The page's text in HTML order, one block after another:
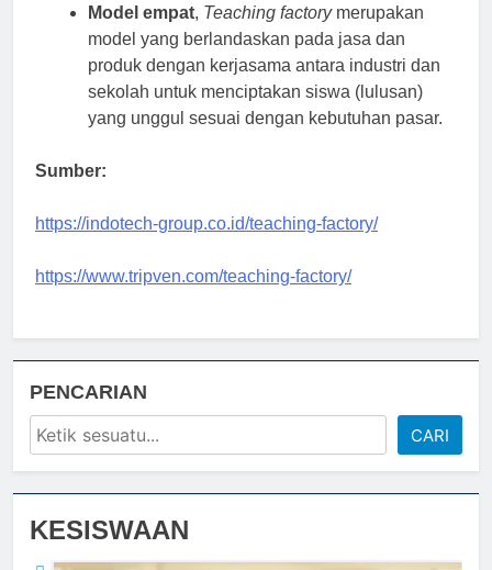
Model empat, Teaching factorymerupakan
model yang berlandaskan pada jasa dan
produk dengan kerjasama antara industri dan
sekolah untuk menciptakan siswa (lulusan)
yang unggul sesuai dengan kebutuhan pasar.
Sumber:
https://indotech-group.co.id/teaching-factory/
https://www.tripven.com/teaching-factory/
PENCARIAN
CARI
KESISWAAN